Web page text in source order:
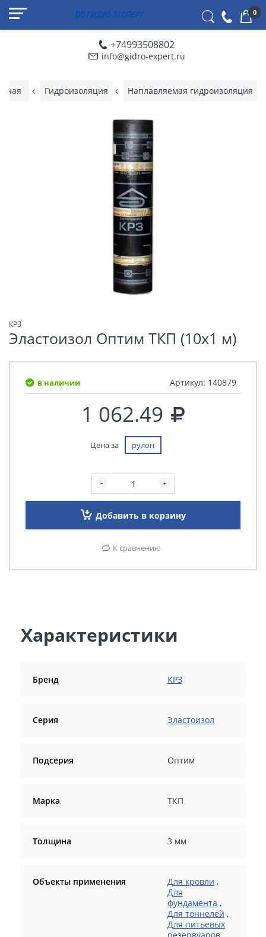
+74993508802
info@gidro-expert.ru
0
Гидроизоляция Наплавляемая гидроизоляция
КРЗ
Эластоизол Оптим ТКП (10х1 м)
в наличии Артикул: 140879
1 062.49
Цена за рулон
Добавить в корзину
К сравнению
Характеристики
Бренд КРЗ
Серия Эластоизол
Подсерия Оптим
Марка ТКП
Толщина 3 мм
Объекты применения Для кровли ,
Для
фундамента ,
Для тоннелей ,
Для питьевых